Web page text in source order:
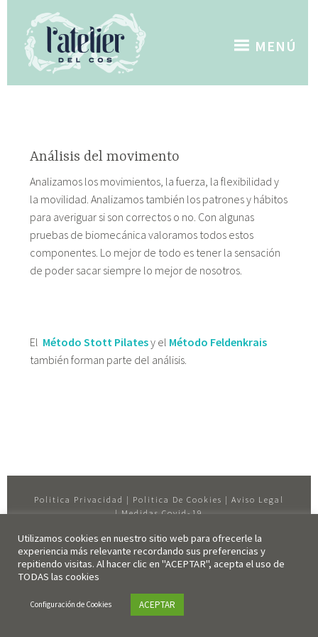
contenido
MENÚ
Análisis del movimento
Analizamos los movimientos, la fuerza, la flexibilidad y
la movilidad. Analizamos también los patrones y hábitos
para averiguar si son correctos o no. Con algunas
pruebas de biomecánica valoramos todos estos
componentes. Lo mejor de todo es tener la sensación
de poder sacar siempre lo mejor de nosotros.
El Método Stott Pilatesy el Método Feldenkrais
también forman parte del análisis.
Politica Privacidad | Politica De Cookies | Aviso Legal
| Medidas Covid-19
© 2021 L’ATELIER DEL COS. ALL RIGHTS
Utilizamos cookies en nuestro sitio web para ofrecerle la
experiencia más relevante recordando sus preferencias y
repitiendo visitas. Al hacer clic en "ACEPTAR", acepta el uso de
TODAS las cookies
Configuración de Cookies ACEPTAR